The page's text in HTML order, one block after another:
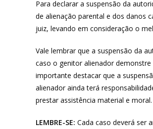
Para declarar a suspensão da
de alienação parental e dos danos
juiz, levando em consideração o
Vale lembrar que a suspensão da
caso o genitor alienador
importante destacar que a
alienador ainda terá
prestar assistência material e moral.
LEMBRE-SE: Cada caso deverá ser